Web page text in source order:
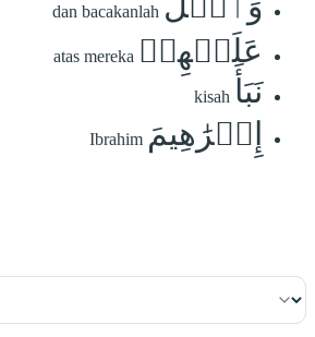
dan bacakanlah
عَلَيۡهِمۡ atas mereka
نَبَأَ kisah
إِبۡرَٰهِيمَ Ibrahim